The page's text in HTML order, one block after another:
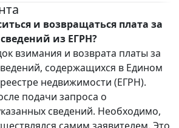
и возвращаться плата за
из ЕГРН?
взимания и возврата платы за
содержащихся в Едином
недвижимости (ЕГРН).
подачи запроса о
сведений. Необходимо,